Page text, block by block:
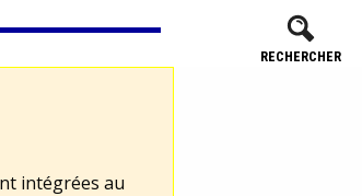
RECHERCHER
intégrées au